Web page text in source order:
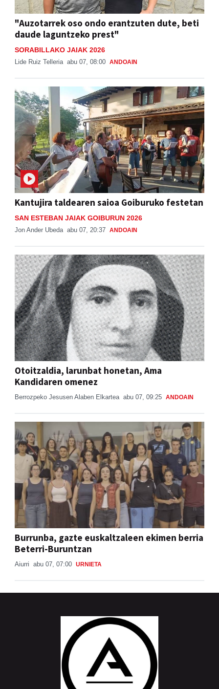
"Auzotarrek oso ondo erantzuten dute, beti
daude laguntzeko prest"
SORABILLAKO JAIAK 2026
Lide Ruiz Telleria abu 07, 08:00 ANDOAIN
Kantujira taldearen saioa Goiburuko festetan
SAN ESTEBAN JAIAK GOIBURUN 2026
Jon Ander Ubeda abu 07, 20:37 ANDOAIN
Otoitzaldia, larunbat honetan, Ama
Kandidaren omenez
Berrozpeko Jesusen Alaben Elkartea abu 07, 09:25 ANDOAIN
Burrunba, gazte euskaltzaleen ekimen berria
Beterri-Buruntzan
Aiurri abu 07, 07:00 URNIETA